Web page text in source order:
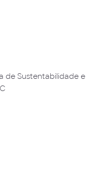
de Sustentabilidade e